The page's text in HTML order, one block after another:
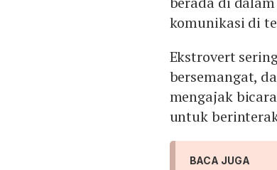
komunikasi di
Ekstrovert
bersemangat,
mengajak
untuk
BACA JUGA